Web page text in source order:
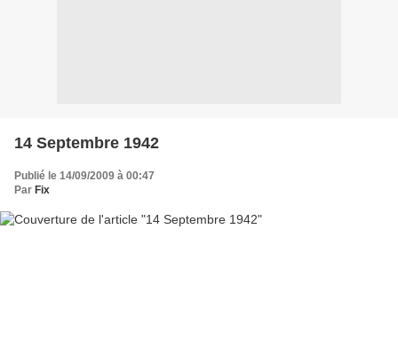
14 Septembre 1942
Publié le 14/09/2009 à 00:47
Par Fix